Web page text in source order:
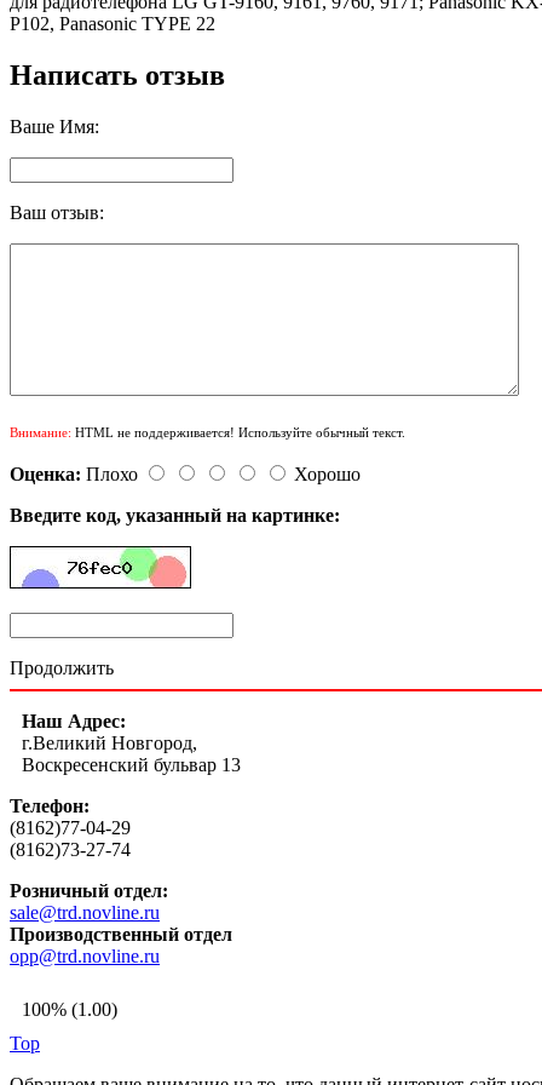
P102, Panasonic TYPE 22
Написать отзыв
Ваше Имя:
Ваш отзыв:
Внимание: HTML не поддерживается! Используйте обычный текст.
Оценка: Плохо
Хорошо
Введите код, указанный на картинке:
Продолжить
Наш Адрес:
г.Великий Новгород,
Воскресенский бульвар 13
Телефон:
(8162)77-04-29
(8162)73-27-74
Розничный отдел:
sale@trd.novline.ru
Производственный отдел
opp@trd.novline.ru
100% (1.00)
Top